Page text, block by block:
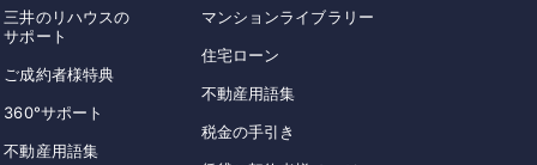
三井のリハウスの
サポート
ご成約者様特典
360°サポート
不動産用語集
マンションライブラリー
住宅ローン
不動産用語集
税金の手引き